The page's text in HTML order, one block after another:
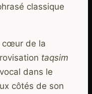
classique
cœur de la
taqsim
dans le
côtés de son